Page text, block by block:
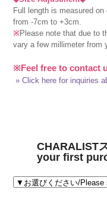
Full length is measured
from -7cm to +3cm.
※Please note that due to
vary a few millimeter from
※Feel free to contact
» Click here for inquiries
CHARALIST
your first